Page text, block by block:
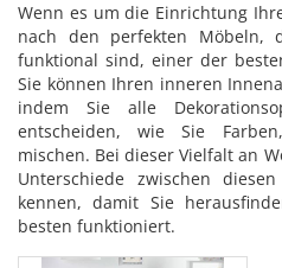
Wenn es um die Einrichtung
nach den perfekten Möbeln,
funktional sind, einer der
Sie können Ihren inneren
indem Sie alle
entscheiden, wie Sie
mischen. Bei dieser Vielfalt an
Unterschiede zwischen
kennen, damit Sie
besten funktioniert.